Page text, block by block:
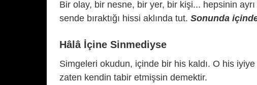
Bir olay, bir nesne, bir yer, bir kişi... hepsinin
sende bıraktığı hissi aklında tut. Sonunda
Hâlâ İçine Sinmediyse
Simgeleri okudun, içinde bir his kaldı. O his
zaten kendin tabir etmişsin demektir.